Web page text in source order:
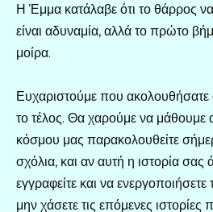
Η Έμμα κατάλαβε ότι το θάρρος
είναι αδυναμία, αλλά το πρώτο
μοίρα.
Ευχαριστούμε που ακολουθήσατε
το τέλος. Θα χαρούμε να μάθουμε
κόσμου μας παρακολουθείτε
σχόλια, και αν αυτή η ιστορία σας
εγγραφείτε και να
μην χάσετε τις επόμενες ιστορίες